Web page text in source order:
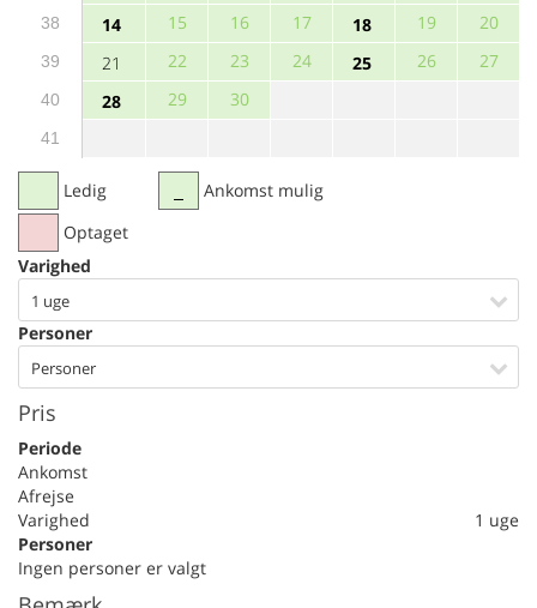
38 14 15 16 17 18 19 20
39 21 22 23 24 25 26 27
40 28 29 30
41
Ledig
Optaget
Ankomst mulig
Varighed
1 uge
Personer
Personer
Pris
Periode
Ankomst
Afrejse
Varighed
1 uge
Personer
Ingen personer er valgt